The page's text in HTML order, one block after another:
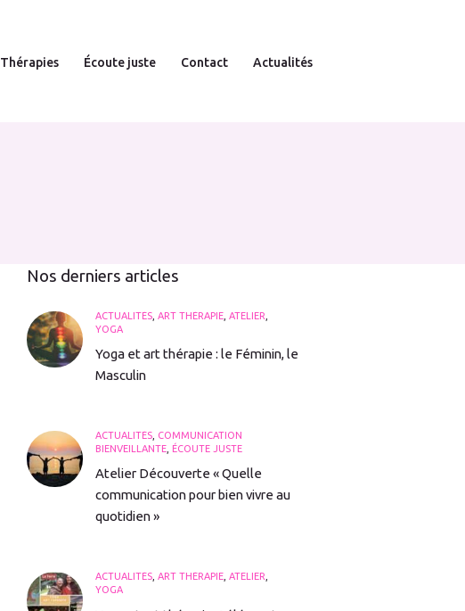
Thérapies Écoute juste Contact Actualités
Nos derniers articles
ACTUALITÉS ,ART THÉRAPIE ,ATELIER
YOGA
Yoga et art thérapie : le Féminin, le
Masculin
ACTUALITÉS COMMUNICATION
BIENVEILLANTE ÉCOUTE JUSTE
Atelier Découverte « Quelle
communication pour bien vivre au
quotidien »
ACTUALITÉS ,ART THÉRAPIE ,ATELIER
YOGA